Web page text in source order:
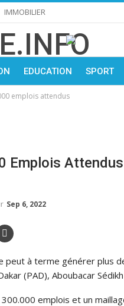
IMMOBILIER
EDUCATION SPORT
emplois attendus
Emplois Attendus
Sep 6, 2022
peut à terme générer plus
(PAD), Aboubacar
emplois et un